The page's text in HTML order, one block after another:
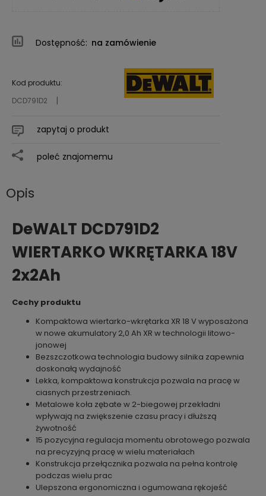
Dostępność: na zamówienie
Kod produktu:
DCD791D2
zapytaj o produkt
poleć znajomemu
Opis
DeWALT DCD791D2
WIERTARKO WKRĘTARKA 18V
2x2Ah
Cechy produktu
Kompaktowa wiertarko-wkrętarka XR 18 V wyposażona
w nowe akumulatory 2,0 Ah XR w technologii litowo-
jonowej
Bezszczotkowa technologia budowy silnika zapewnia
doskonałą wydajność
Lekka, kompaktowa konstrukcja pozwala na pracę w
ciasnych przestrzeniach.
Metalowe koła zębate w 2-biegowej przekładni
wpływają na zwiększenie czasu pracy i dłuższą
żywotność
15 pozycyjna regulacja momentu obrotowego pozwala
na precyzyjną pracę w wielu materiałach
Konstrukcja przełącznika pozwala na pełna kontrolę
podczas wielu prac
Ulepszona ergonomiczna i ogumowana rękojeść